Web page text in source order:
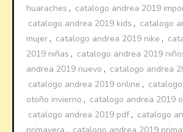
huaraches , catalogo andrea 2019
catalogo andrea 2019 kids , catalogo
mujer , catalogo andrea 2019 nike ,
2019 niñas , catalogo andrea 2019
andrea 2019 nuevo , catalogo andrea
catalogo andrea 2019 online ,
otoño invierno , catalogo andrea 2019
catalogo andrea 2019 pdf , catalogo